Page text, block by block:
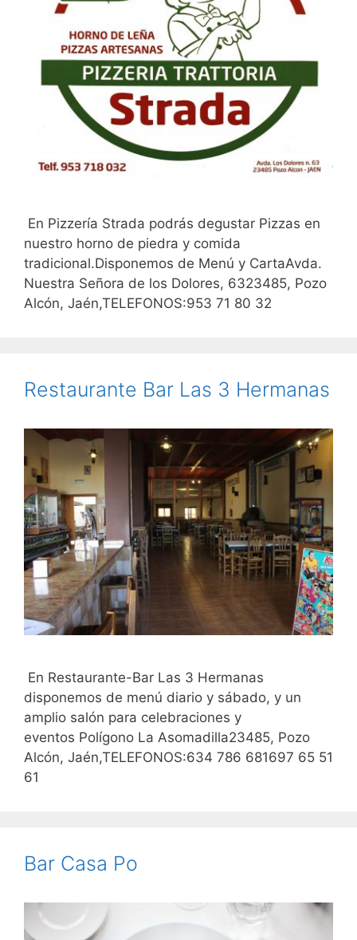
En Pizzería Strada podrás degustar Pizzas en
nuestro horno de piedra y comida
tradicional.Disponemos de Menú y CartaAvda.
Nuestra Señora de los Dolores, 6323485, Pozo
Alcón, Jaén,TELEFONOS:953 71 80 32
Restaurante Bar Las 3 Hermanas
En Restaurante-Bar Las 3 Hermanas
disponemos de menú diario y sábado, y un
amplio salón para celebraciones y
eventos Polígono La Asomadilla23485, Pozo
Alcón, Jaén,TELEFONOS:634 786 681697 65 51
61
Bar Casa Po